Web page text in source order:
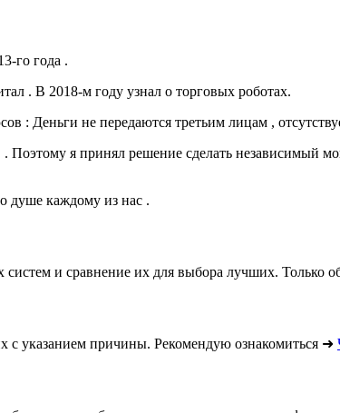
го года .
. В 2018-м году узнал о торговых роботах.
: Деньги не передаются третьим лицам ,
Поэтому я принял решение сделать независимый
душе каждому из нас .
систем и сравнение их для выбора лучших. Только
указанием причины. Рекомендую ознакомиться ➜